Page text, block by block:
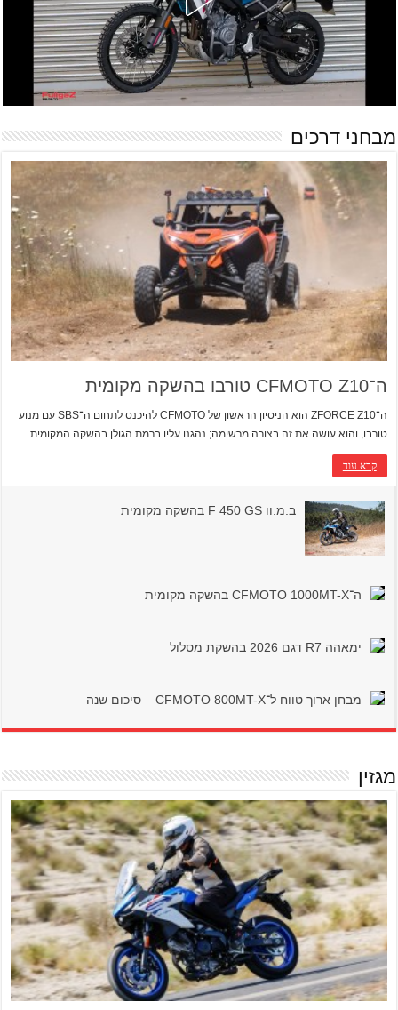
מבחני דרכים
ה־CFMOTO Z10 טורבו בהשקה מקומית
ה־ZFORCE Z10 הוא הניסיון הראשון של CFMOTO להיכנס לתחום ה־SBS עם מנוע
טורבו, והוא עושה את זה בצורה מרשימה; נהגנו עליו ברמת הגולן בהשקה המקומית
קרא עוד
ב.מ.וו F 450 GS בהשקה מקומית
ה־CFMOTO 1000MT-X בהשקה מקומית
ימאהה R7 דגם 2026 בהשקת מסלול
מבחן ארוך טווח ל־CFMOTO 800MT-X – סיכום שנה
מגזין